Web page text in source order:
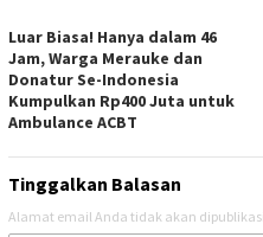
Luar Biasa! Hanya dalam 46
Jam, Warga Merauke dan
Donatur Se-Indonesia
Kumpulkan Rp400 Juta untuk
Ambulance ACBT
Tinggalkan Balasan
Alamat email Anda tidak akan